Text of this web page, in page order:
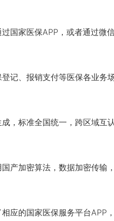
家医保APP，或者通过微
、报销支付等医保各业务
标准全国统一，跨区域互
加密算法，数据加密传输
的国家医保服务平台APP